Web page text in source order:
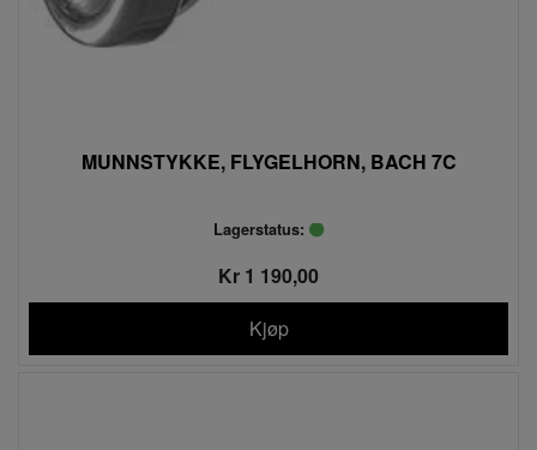
MUNNSTYKKE, FLYGELHORN, BACH 7C
Lagerstatus:
Kr 1 190,00
Kjøp